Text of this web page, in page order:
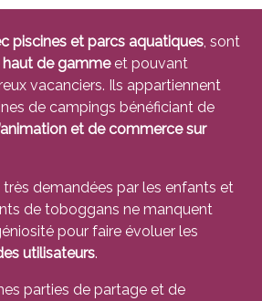
piscines et parcs aquatiques, sont
de gammeet pouvant
vacanciers. Ils appartiennent
de campings bénéficiant de
et de commerce sur
demandées par les enfants et
de toboggans ne manquent
pour faire évoluer les
utilisateurs.
parties de partage et de